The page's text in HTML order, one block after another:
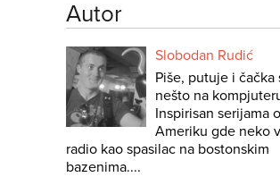
Autor
Slobodan Rudić
Piše, putuje i čačka
nešto na
Inspirisan serijama
Ameriku gde neko
radio kao spasilac na bostonskim
bazenima....